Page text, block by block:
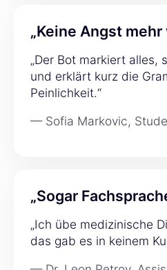
„Keine Angst mehr
„Der Bot markiert alles,
und erklärt kurz die
Peinlichkeit.“
— Sofia Markovic,
„Sogar
„Ich übe medizinische
das gab es in keinem